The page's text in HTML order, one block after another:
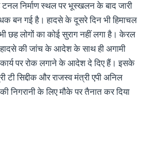
टनल निर्माण स्थल पर भूस्खलन के बाद जारी
बन गई है। हादसे के दूसरे दिन भी हिमाचल
छह लोगों का कोई सुराग नहीं लगा है। केरल
की जांच के आदेश के साथ ही अगामी
पर रोक लगाने के आदेश दे दिए हैं। इसके
सिद्दीक और राजस्व मंत्री एपी अनिल
निगरानी के लिए मौके पर तैनात कर दिया